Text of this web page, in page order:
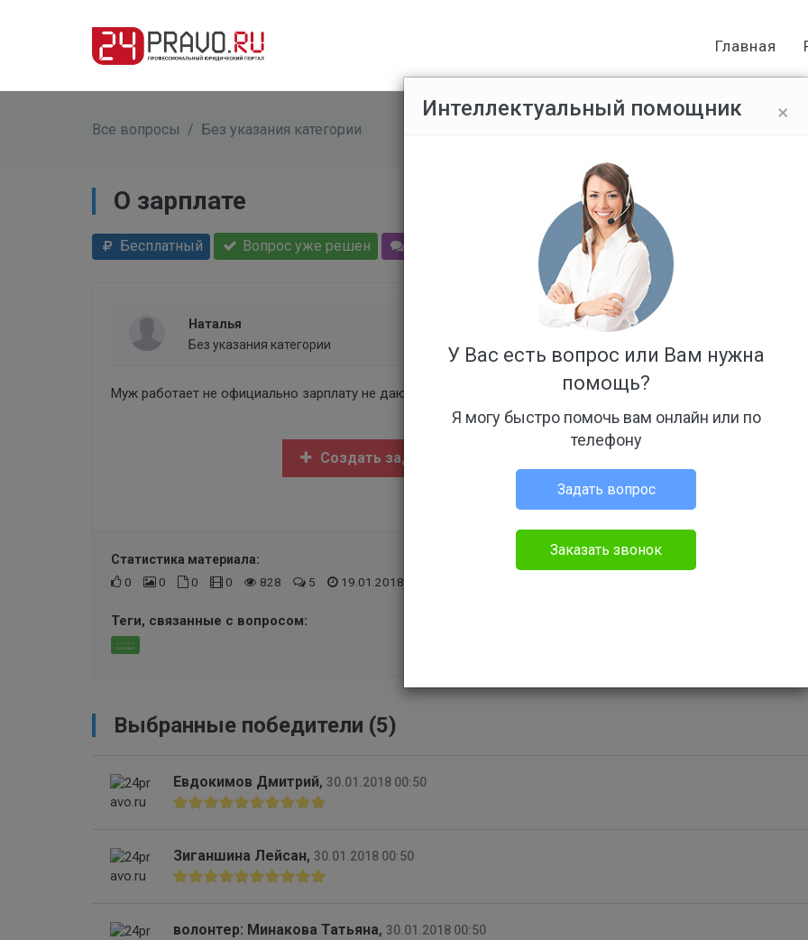
Главная
Все вопросы / Без указания категории
О зарплате
Бесплатный Вопрос уже решен
Наталья
Без указания категории
Муж работает не официально зарплату не дают задерживают с 15 числа что делать
Создать задание
Статистика материала:
0
0 0 0 828 5 19.01.2018 14:15
Теги, связанные с вопросом:
;;;;;;;
Выбранные победители (5)
Евдокимов Дмитрий, 30.01.2018 00:50
Зиганшина Лейсан, 30.01.2018 00:50
волонтер: Минакова Татьяна, 30.01.2018 00:50
×
Интеллектуальный помощник
У Вас есть вопрос или Вам нужна
помощь?
Я могу быстро помочь вам онлайн или по
телефону
Задать вопрос
Заказать звонок